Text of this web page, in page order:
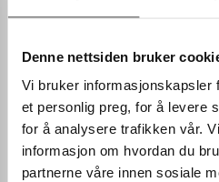
Denne nettsiden bruker
Vi bruker informasjonskapsler
et personlig preg, for å levere
for å analysere trafikken vår.
informasjon om hvordan du
partnerne våre innen sosiale
Montpellier
SE MER HER